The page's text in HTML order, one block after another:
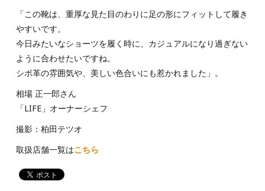
「この靴は、重厚な見た目のわりに足の形にフィットして履き
やすいです。
今日みたいなショーツを履く時に、カジュアルになり過ぎない
ように合わせたいですね。
シボ革の雰囲気や、美しい色合いにも惹かれました」。
相場 正一郎さん
「LIFE」オーナーシェフ
撮影：柏田テツオ
取扱店舗一覧はこちら